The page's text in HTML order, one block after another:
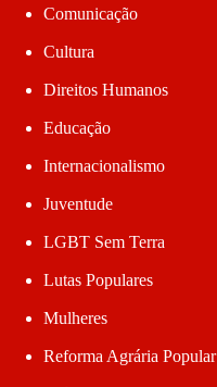
Comunicação
Cultura
Direitos Humanos
Educação
Internacionalismo
Juventude
LGBT Sem Terra
Lutas Populares
Mulheres
Reforma Agrária Popular